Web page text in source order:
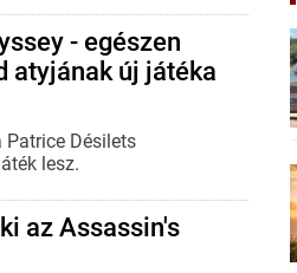
- egészen
atyjának új játéka
Désilets
lesz.
az Assassin's